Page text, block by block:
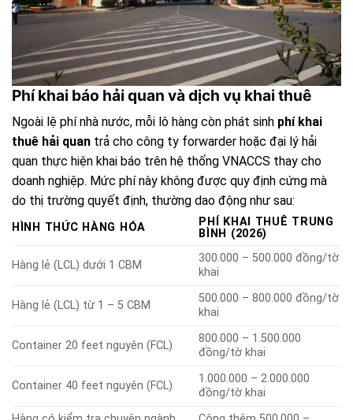
Phí khai báo hải quan và dịch vụ khai thuê
Ngoài lệ phí nhà nước, mỗi lô hàng còn phát sinh phí khai
thuê hải quan trả cho công ty forwarder hoặc đại lý hải
quan thực hiện khai báo trên hệ thống VNACCS thay cho
doanh nghiệp. Mức phí này không được quy định cứng mà
do thị trường quyết định, thường dao động như sau:
HÌNH THỨC HÀNG HÓA
PHÍ KHAI THUÊ TRUNG
BÌNH (2026)
Hàng lẻ (LCL) dưới 1 CBM
300.000 – 500.000 đồng/tờ
khai
Hàng lẻ (LCL) từ 1 – 5 CBM
500.000 – 800.000 đồng/tờ
khai
Container 20 feet nguyên (FCL)
800.000 – 1.500.000
đồng/tờ khai
Container 40 feet nguyên (FCL)
1.000.000 – 2.000.000
đồng/tờ khai